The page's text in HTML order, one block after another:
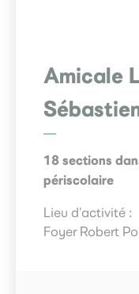
Amicale
18 sections
périscolaire
Lieu d’activité :
Foyer Robert